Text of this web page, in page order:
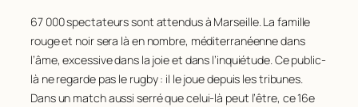
67 000 spectateurs sont attendus à Marseille. La famille
rouge et noir sera là en nombre, méditerranéenne dans
l’âme, excessive dans la joie et dans l’inquiétude. Ce public-
là ne regarde pas le rugby : il le joue depuis les tribunes.
Dans un match aussi serré que celui-là peut l’être, ce 16e